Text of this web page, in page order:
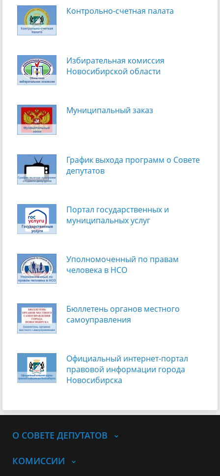
Контрольно-счетная палата
Избирательная комиссия
Новосибирской области
Муниципальный заказ
График выхода программ о Cовете
депутатов
Портал государственных и
муниципальных услуг
Уполномоченный по правам
человека в НСО
Бюллетень органов местного
самоуправления
Официальный интернет-портал
правовой информации города
Новосибирска
О СОВЕТЕ ДЕПУТАТОВ
КОМИССИИ